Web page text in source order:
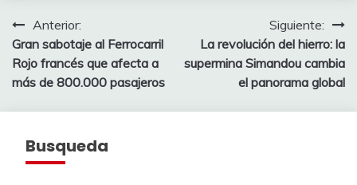
Navegación
de
entradas
Anterior:
Gran sabotaje al Ferrocarril
Rojo francés que afecta a
más de 800.000 pasajeros
Siguiente:
La revolución del hierro: la
supermina Simandou cambia
el panorama global
Busqueda